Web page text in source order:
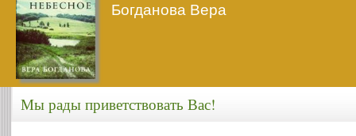
Богданова Вера
Мы рады приветствовать Вас!